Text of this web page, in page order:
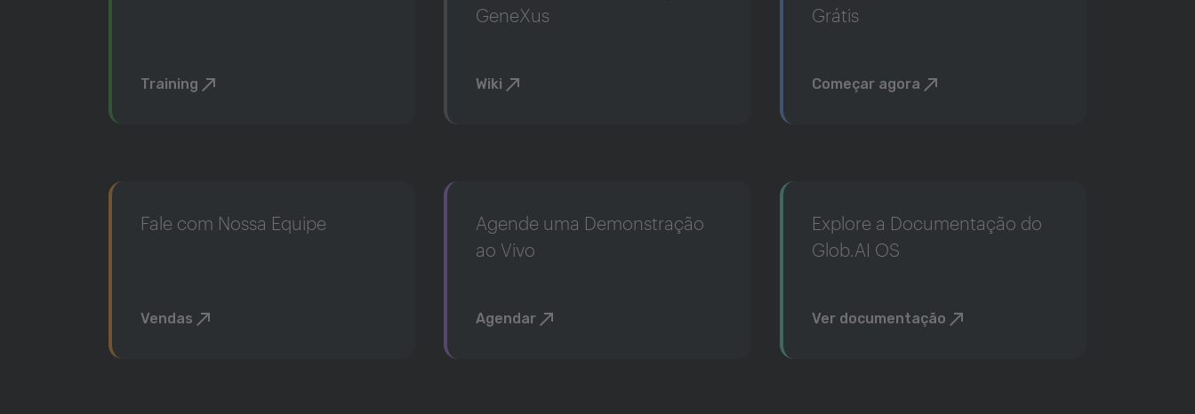
Training
GeneXus
Wiki
Grátis
Começar agora
Fale com Nossa Equipe
Vendas
Agende uma Demonstração
ao Vivo
Agendar
Explore a Documentação do
Glob.AI OS
Ver documentação